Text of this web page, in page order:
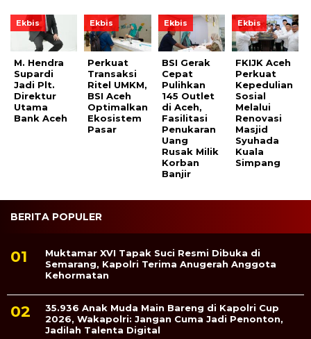
Ekbis
M. Hendra
Supardi
Jadi Plt.
Direktur
Utama
Bank Aceh
Ekbis
Perkuat
Transaksi
Ritel UMKM,
BSI Aceh
Optimalkan
Ekosistem
Pasar
Ekbis
BSI Gerak
Cepat
Pulihkan
145 Outlet
di Aceh,
Fasilitasi
Penukaran
Uang
Rusak Milik
Korban
Banjir
Ekbis
FKIJK Aceh
Perkuat
Kepedulian
Sosial
Melalui
Renovasi
Masjid
Syuhada
Kuala
Simpang
BERITA POPULER
Muktamar XVI Tapak Suci Resmi Dibuka di
Semarang, Kapolri Terima Anugerah Anggota
Kehormatan
35.936 Anak Muda Main Bareng di Kapolri Cup
2026, Wakapolri: Jangan Cuma Jadi Penonton,
Jadilah Talenta Digital